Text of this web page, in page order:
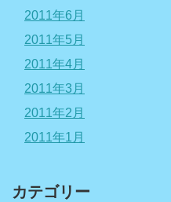
2011年6月
2011年5月
2011年4月
2011年3月
2011年2月
2011年1月
カテゴリー